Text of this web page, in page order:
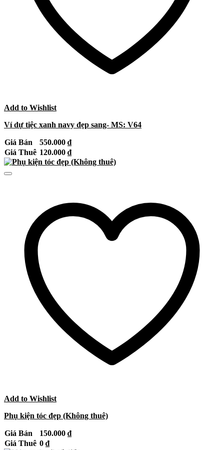
Add to Wishlist
Ví dự tiệc xanh navy đẹp sang- MS: V64
Giá Bán 550.000 ₫
Giá Thuê 120.000 ₫
Add to Wishlist
Phụ kiện tóc đẹp (Không thuê)
Giá Bán 150.000 ₫
Giá Thuê 0 ₫